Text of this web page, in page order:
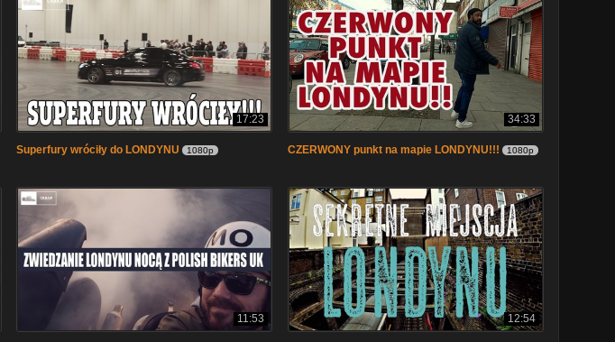
17:23
Superfury wróciły do LONDYNU 1080p
34:33
CZERWONY punkt na mapie LONDYNU!!! 1080p
11:53 12:54